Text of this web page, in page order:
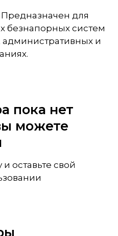
для
безнапорных систем
и
пока нет
можете
оставьте свой